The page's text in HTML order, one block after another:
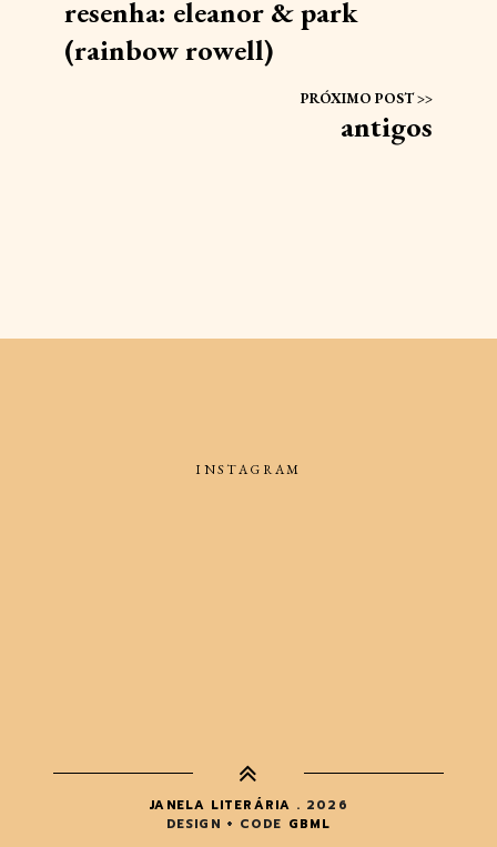
resenha: eleanor & park
(rainbow rowell)
antigos
INSTAGRAM
JANELA LITERÁRIA . 2026
DESIGN + CODE GBML